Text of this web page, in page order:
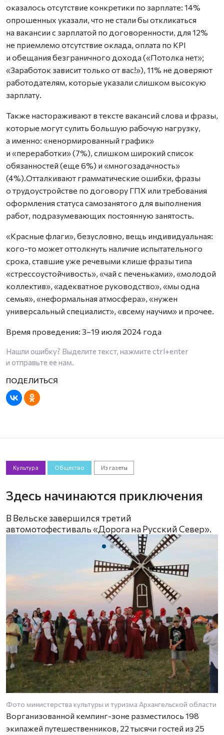
оказалось отсутствие конкретики по зарплате: 14%
опрошенных указали, что не стали бы откликаться
на вакансии с зарплатой по договоренности, для 12%
не приемлемо отсутствие оклада, оплата по KPI
и обещания безграничного дохода («Потолка нет»;
«Заработок зависит только от вас!»), 11% не доверяют
работодателям, которые указали слишком высокую
зарплату.
Также настораживают в тексте вакансий слова и фразы,
которые могут сулить большую рабочую нагрузку,
а именно: «ненормированный график»
и «переработки» (7%), слишком широкий список
обязанностей (еще 6%) и «многозадачность»
(4%).Отталкивают грамматические ошибки, фразы
о трудоустройстве по договору ГПХ или требования
оформления статуса самозанятого для выполнения
работ, подразумевающих постоянную занятость.
«Красные флаги», безусловно, вещь индивидуальная:
кого-то может оттолкнуть наличие испытательного
срока, ставшие уже речевыми клише фразы типа
«стрессоустойчивость», «чай с печеньками», «молодой
коллектив», «адекватное руководство», «мы одна
семья», «неформальная атмосфера», «нужен
универсальный специалист», «всему научим» и прочее.
Время проведения: 3–19 июля 2024 года
Нашли ошибку? Выделите текст, нажмите ctrl+enter
и отправьте ее нам.
Культура Общество Из газеты
Здесь начинаются приключения
В Вельске завершился третий
автомотофестиваль «Дорога на Русский Север».
Фото министерства культуры и туризма Архангельской области
Ворганизованной кемпинг-зоне разместилось 198
экипажей путешественников, 22 тысячи гостей из 25